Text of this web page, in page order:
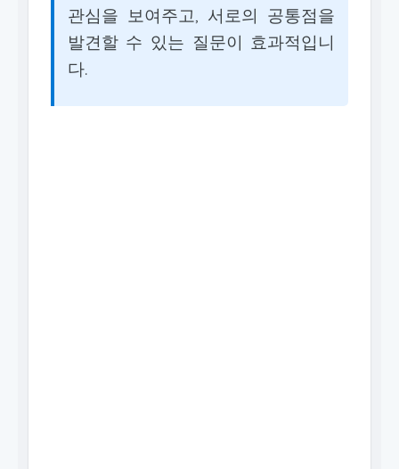
관심을 보여주고, 서로의 공통점을
발견할 수 있는 질문이 효과적입니
다.